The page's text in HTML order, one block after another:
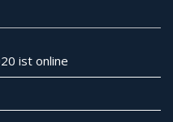
ist online